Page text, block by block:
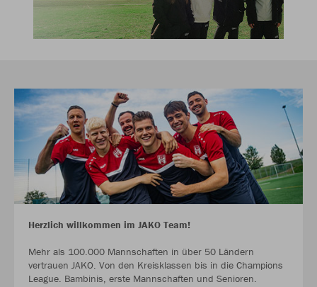
Herzlich willkommen im JAKO Team!
Mehr als 100.000 Mannschaften in über 50 Ländern
vertrauen JAKO. Von den Kreisklassen bis in die Champions
League. Bambinis, erste Mannschaften und Senioren.